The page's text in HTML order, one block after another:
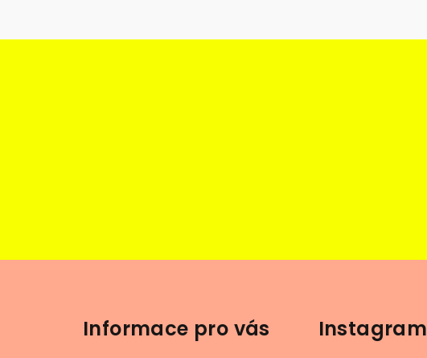
Informace pro vás Instagram